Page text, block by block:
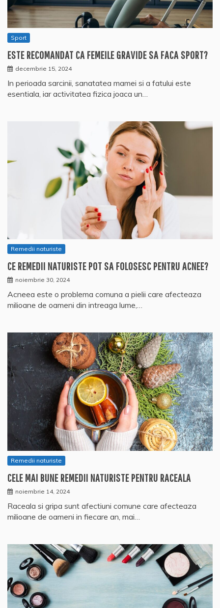
Sport
ESTE RECOMANDAT CA FEMEILE GRAVIDE SA FACA SPORT?
decembrie 15, 2024
In perioada sarcinii, sanatatea mamei si a fatului este
esentiala, iar activitatea fizica joaca un…
Remedii naturiste
CE REMEDII NATURISTE POT SA FOLOSESC PENTRU ACNEE?
noiembrie 30, 2024
Acneea este o problema comuna a pielii care afecteaza
milioane de oameni din intreaga lume,…
Remedii naturiste
CELE MAI BUNE REMEDII NATURISTE PENTRU RACEALA
noiembrie 14, 2024
Raceala si gripa sunt afectiuni comune care afecteaza
milioane de oameni in fiecare an, mai…